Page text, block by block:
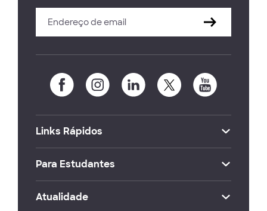
Links Rápidos
Para Estudantes
Atualidade